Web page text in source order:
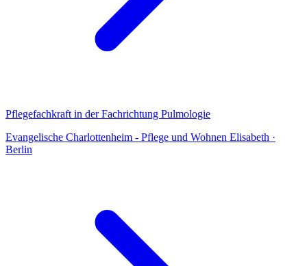
Pflegefachkraft in der Fachrichtung Pulmologie
Evangelische Charlottenheim - Pflege und Wohnen Elisabeth ·
Berlin